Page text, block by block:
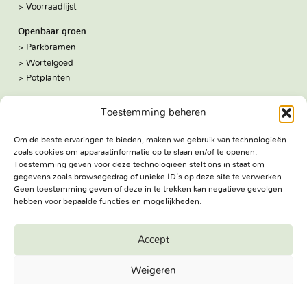
Toestemming beheren
Om de beste ervaringen te bieden, maken we gebruik van technologieën
zoals cookies om apparaatinformatie op te slaan en/of te openen.
Toestemming geven voor deze technologieën stelt ons in staat om
gegevens zoals browsegedrag of unieke ID's op deze site te verwerken.
Geen toestemming geven of deze in te trekken kan negatieve gevolgen
hebben voor bepaalde functies en mogelijkheden.
Accept
Weigeren
Voorraadlijst
Openbaar groen
Parkbramen
Wortelgoed
Potplanten
Volg ons:
Facebook
Bezoekadres
Haringweg 3A
2975 LB Ottoland
Reserved.